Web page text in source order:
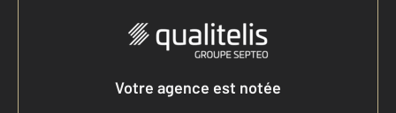
Votre agence est notée